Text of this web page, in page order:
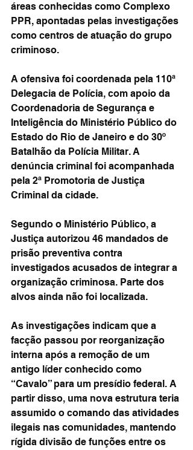
áreas conhecidas como Complexo
PPR, apontadas pelas investigações
como centros de atuação do grupo
criminoso.
A ofensiva foi coordenada pela 110ª
Delegacia de Polícia, com apoio da
Coordenadoria de Segurança e
Inteligência do Ministério Público do
Estado do Rio de Janeiro e do 30º
Batalhão da Polícia Militar. A
denúncia criminal foi acompanhada
pela 2ª Promotoria de Justiça
Criminal da cidade.
Segundo o Ministério Público, a
Justiça autorizou 46 mandados de
prisão preventiva contra
investigados acusados de integrar a
organização criminosa. Parte dos
alvos ainda não foi localizada.
As investigações indicam que a
facção passou por reorganização
interna após a remoção de um
antigo líder conhecido como
“Cavalo” para um presídio federal. A
partir disso, uma nova estrutura teria
assumido o comando das atividades
ilegais nas comunidades, mantendo
rígida divisão de funções entre os